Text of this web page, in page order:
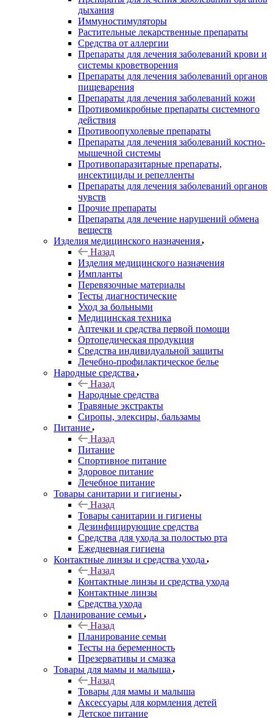
дыхания
Иммуностимуляторы
Растительные лекарственные препараты
Средства от аллергии
Препараты для лечения заболеваний крови и
системы кроветворения
Препараты для лечения заболеваний органов
пищеварения
Препараты для лечения заболеваний кожи
Противомикробные препараты системного
действия
Противоопухолевые препараты
Препараты для лечения заболеваний костно-
мышечной системы
Противопаразитарные препараты,
инсектициды и репелленты
Препараты для лечения заболеваний органов
чувств
Прочие препараты
Препараты для лечение нарушений обмена
веществ
Изделия медицинского назначения
Назад
Изделия медицинского назначения
Импланты
Перевязочные материалы
Тесты диагностические
Уход за больными
Медицинская техника
Аптечки и средства первой помощи
Ортопедическая продукция
Средства индивидуальной защиты
Лечебно-профилактическое белье
Народные средства
Назад
Народные средства
Травяные экстракты
Сиропы, элексиры, бальзамы
Питание
Назад
Питание
Спортивное питание
Здоровое питание
Лечебное питание
Товары санитарии и гигиены
Назад
Товары санитарии и гигиены
Дезинфицирующие средства
Средства для ухода за полостью рта
Ежедневная гигиена
Контактные линзы и средства ухода
Назад
Контактные линзы и средства ухода
Контактные линзы
Средства ухода
Планирование семьи
Назад
Планирование семьи
Тесты на беременность
Презервативы и смазка
Товары для мамы и малыша
Назад
Товары для мамы и малыша
Аксессуары для кормления детей
Детское питание